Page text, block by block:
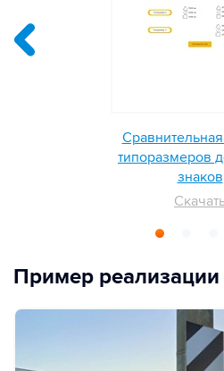
типоразмеров
знаков
Пример реализации